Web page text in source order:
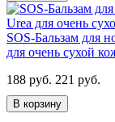
SOS-Бальзам для
для очень сухой
188 руб. 221 руб.
В корзину